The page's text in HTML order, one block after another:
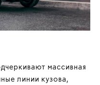
массивная
линии кузова,